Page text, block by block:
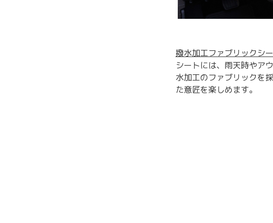
撥水加工ファブリックシ
シートには、雨天時やア
水加工のファブリックを
た意匠を楽しめます。